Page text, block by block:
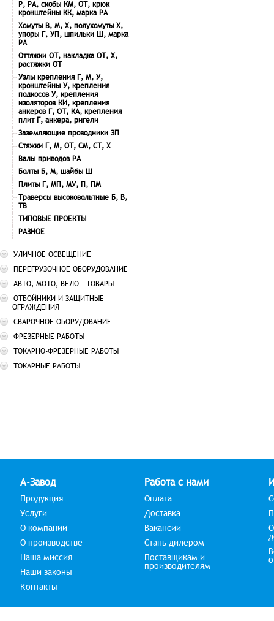
Р, РА, скобы КМ, ОТ, крюк
кронштейны КК, марка РА
Хомуты В, М, Х, полухомуты Х,
упоры Г, УП, шпильки Ш, марка
РА
Оттяжки ОТ, накладка ОТ, Х,
растяжки ОТ
Узлы крепления Г, М, У,
кронштейны У, крепления
подкосов У, крепления
изоляторов КИ, крепления
анкеров Г, ОТ, КА, крепления
плит Г, анкера, ригели
Заземляющие проводники ЗП
Стяжки Г, М, ОТ, СМ, СТ, Х
Валы приводов РА
Болты Б, М, шайбы Ш
Плиты Г, МП, МУ, П, ПМ
Траверсы высоковольтные Б, В,
ТВ
ТИПОВЫЕ ПРОЕКТЫ
РАЗНОЕ
УЛИЧНОЕ ОСВЕЩЕНИЕ
ПЕРЕГРУЗОЧНОЕ ОБОРУДОВАНИЕ
АВТО, МОТО, ВЕЛО - ТОВАРЫ
ОТБОЙНИКИ И ЗАЩИТНЫЕ
ОГРАЖДЕНИЯ
СВАРОЧНОЕ ОБОРУДОВАНИЕ
ФРЕЗЕРНЫЕ РАБОТЫ
ТОКАРНО-ФРЕЗЕРНЫЕ РАБОТЫ
ТОКАРНЫЕ РАБОТЫ
А-Завод
Продукция
Услуги
О компании
О производстве
Наша миссия
Наши законы
Контакты
Работа с нами
Оплата
Доставка
Вакансии
Стань дилером
Поставщикам и
производителям